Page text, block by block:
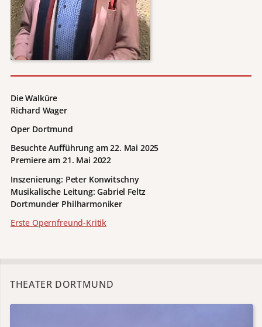
Die Walküre
Richard Wager
Oper Dortmund
Besuchte Aufführung am 22. Mai 2025
Premiere am 21. Mai 2022
Inszenierung: Peter Konwitschny
Musikalische Leitung: Gabriel Feltz
Dortmunder Philharmoniker
Erste Opernfreund-Kritik
THEATER DORTMUND